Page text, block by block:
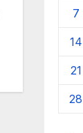
7
14
21
28